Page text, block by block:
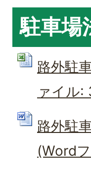
駐車場
路外駐
ァイル:
路外駐
(Word